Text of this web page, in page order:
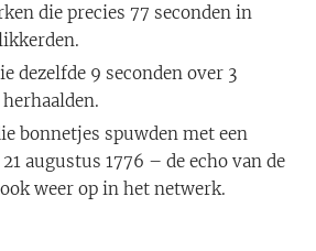
die precies 77 seconden in
dezelfde 9 seconden over 3
bonnetjes spuwden met een
augustus 1776 – de echo van de
weer op in het netwerk.